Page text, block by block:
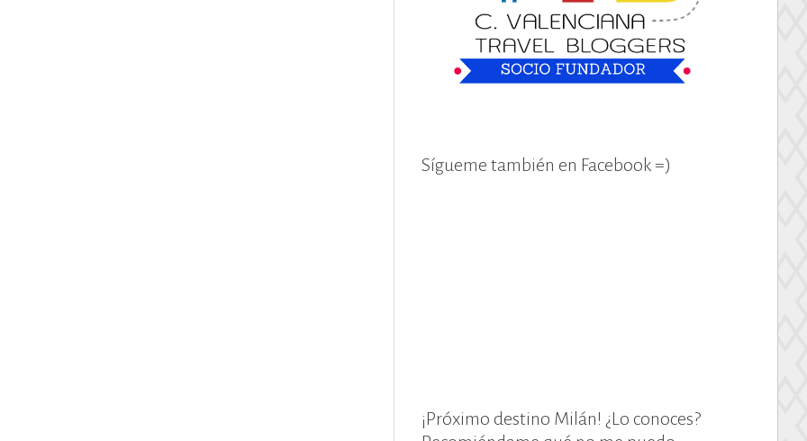
Sígueme también en Facebook =)
¡Próximo destino Milán! ¿Lo conoces?